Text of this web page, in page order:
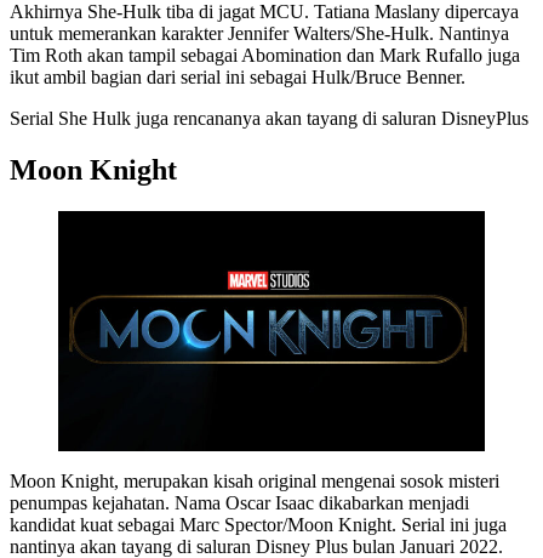
Akhirnya She-Hulk tiba di jagat MCU. Tatiana Maslany dipercaya
untuk memerankan karakter Jennifer Walters/She-Hulk. Nantinya
Tim Roth akan tampil sebagai Abomination dan Mark Rufallo juga
ikut ambil bagian dari serial ini sebagai Hulk/Bruce Benner.
Serial She Hulk juga rencananya akan tayang di saluran DisneyPlus
Moon Knight
Moon Knight, merupakan kisah original mengenai sosok misteri
penumpas kejahatan. Nama Oscar Isaac dikabarkan menjadi
kandidat kuat sebagai Marc Spector/Moon Knight. Serial ini juga
nantinya akan tayang di saluran Disney Plus bulan Januari 2022.